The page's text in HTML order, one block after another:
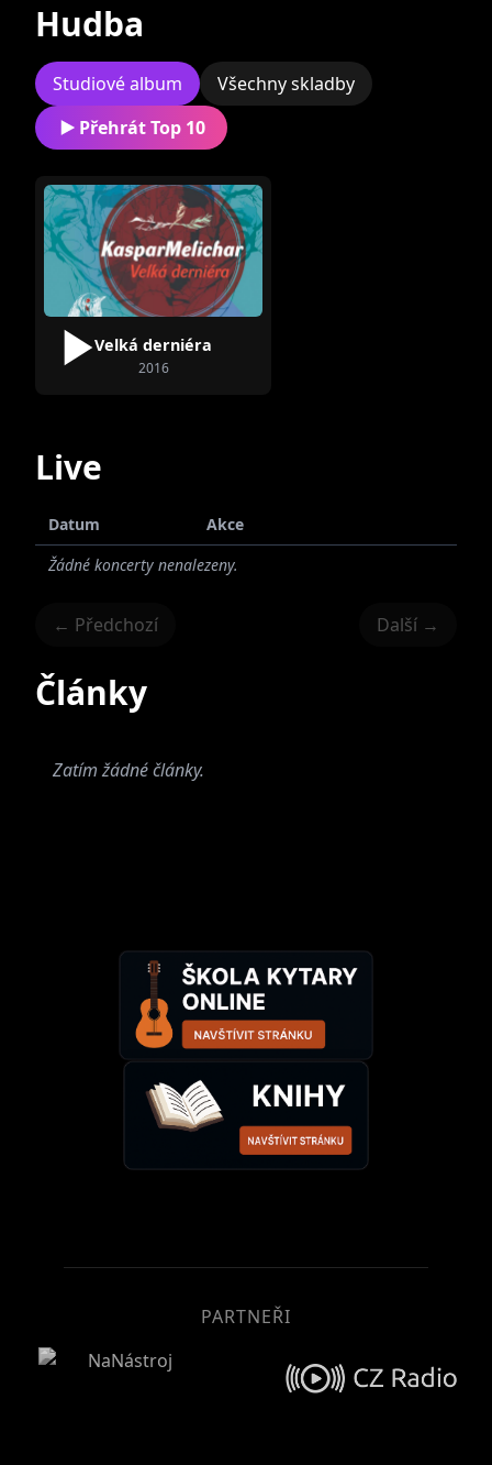
Hudba
Studiové album
Všechny skladby
Přehrát Top 10
Velká derniéra
2016
Live
Datum
Akce
Žádné koncerty nenalezeny.
← Předchozí Další →
Články
Zatím žádné články.
PARTNEŘI